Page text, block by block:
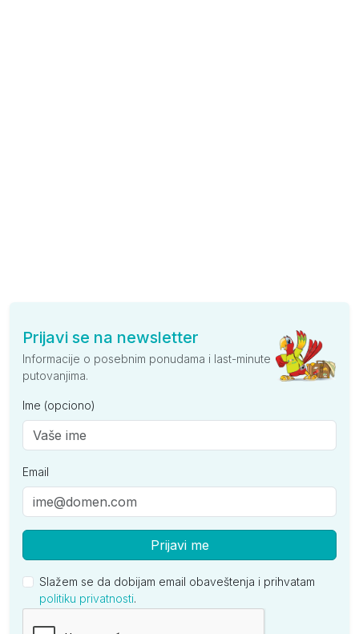
Prijavi se na newsletter
Informacije o posebnim ponudama i last-minute
putovanjima.
Ime (opciono)
Email
Prijavi me
Slažem se da dobijam email obaveštenja i prihvatam
politiku privatnosti.